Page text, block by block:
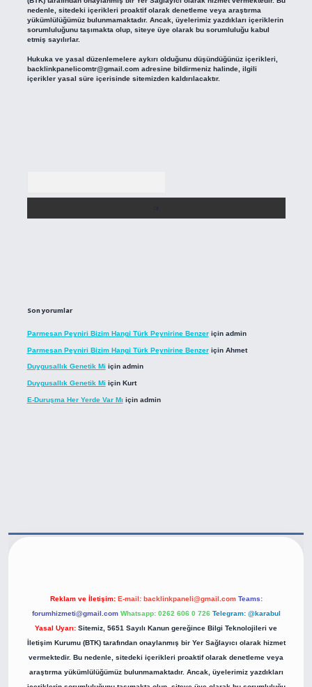
nedenle, sitedeki içerikleri proaktif olarak denetleme veya araştırma
yükümlülüğümüz bulunmamaktadır. Ancak, üyelerimiz yazdıkları içeriklerin
sorumluluğunu taşımakta olup, siteye üye olarak bu sorumluluğu kabul
etmiş sayılırlar.
Hukuka ve yasal düzenlemelere aykırı olduğunu düşündüğünüz içerikleri,
backlinkpanelicomtr@gmail.comadresine bildirmeniz halinde, ilgili
içerikler yasal süre içerisinde sitemizden kaldırılacaktır.
Son yorumlar
Parmesan Peyniri Bizim Hangi Türk Peynirine Benzeriçin admin
Parmesan Peyniri Bizim Hangi Türk Peynirine Benzeriçin Ahmet
Duygusallık Genetik Mi için admin
Duygusallık Genetik Mi için Kurt
E-Duruşma Her Yerde Var Mı için admin
Reklam ve İletişim: E-mail: backlinkpaneli@gmail.com Teams:
forumhizmeti@gmail.com Whatsapp: 0262 606 0 726 Telegram: @karabul
Yasal Uyarı: Sitemiz, 5651 Sayılı Kanun gereğince Bilgi Teknolojileri ve
İletişim Kurumu (BTK) tarafından onaylanmış bir Yer Sağlayıcı olarak hizmet
vermektedir. Bu nedenle, sitedeki içerikleri proaktif olarak denetleme veya
araştırma yükümlülüğümüz bulunmamaktadır. Ancak, üyelerimiz yazdıkları